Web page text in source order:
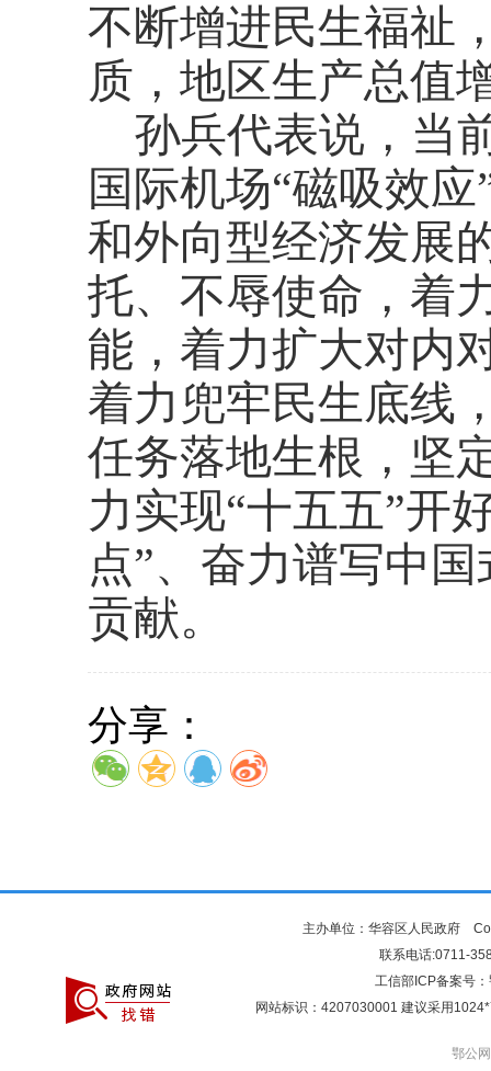
不断增进民生福祉
质，地区生产总值
孙兵代表说，当
国际机场“磁吸效
和外向型经济发展
托、不辱使命，着
能，着力扩大对内
着力兜牢民生底线
任务落地生根，坚
力实现“十五五”开
点”、奋力谱写中
贡献。
分享：
主办单位：华容区人民政府
联系电话:0711-
工信部ICP备案号：
网站标识：4207030001 建议采用
鄂公